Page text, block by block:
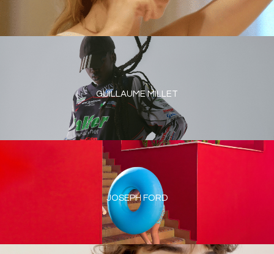
GUILLAUME MILLET
JOSEPH FORD